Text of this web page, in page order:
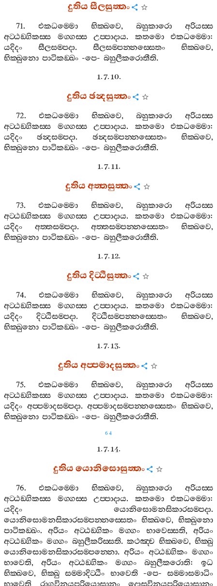
දුතියසීලසුත‍්තං
71. එකධම‍්මො භික‍්ඛවෙ, බහුකාරො
අරියස‍්ස
අට‍්ඨඞ‍්ගිකස‍්ස
මග‍්ගස‍්ස උප‍්පාදාය. කතමො එකධම‍්මො:
යදිදං
සීලසම‍්පදා. සීලසම‍්පන‍්නස‍්සෙතං භික‍්ඛවෙ,
භික‍්ඛුනො පාටිකඞ‍්ඛං -පෙ- බහුලීකරොතීති.
1. 7. 10.
දුතියඡන්‍දසුත‍්තං
72.එකධම‍්මො භික‍්ඛවෙ,බහුකාරො
අරියස‍්ස
අට‍්ඨඞ‍්ගිකස‍්ස
මග‍්ගස‍්ස උප‍්පාදාය. කතමො එකධම‍්මො:
යදිදං
ඡන්‍දසම‍්පදා. ඡන්‍දසම‍්පන‍්නස‍්සෙතං භික‍්ඛවෙ,
භික‍්ඛුනො පාටිකඞ‍්ඛං -පෙ- බහුලීකරොතීති.
1. 7. 11.
දුතියඅත‍්තසුත‍්තං
73.එකධම‍්මො භික‍්ඛවෙ,බහුකාරො
අරියස‍්ස
අට‍්ඨඞ‍්ගිකස‍්ස
මග‍්ගස‍්ස උප‍්පාදාය. කතමො එකධම‍්මො:
යදිදං
අත‍්තසම‍්පදා.අත‍්තසම‍්පන‍්නස‍්සෙතං භික‍්ඛවෙ,
භික‍්ඛුනො පාටිකඞ‍්ඛං -පෙ- බහුලීකරොතීති.
1. 7. 12.
දුතියදිට‍්ඨිසුත‍්තං
74.එකධම‍්මො භික‍්ඛවෙ,බහුකාරො
අරියස‍්ස
අට‍්ඨඞ‍්ගිකස‍්ස
මග‍්ගස‍්ස උප‍්පාදාය. කතමො එකධම‍්මො:
යදිදං
දිට‍්ඨිසම‍්පදා. දිට‍්ඨිසම‍්පන‍්නස‍්සෙතං භික‍්ඛවෙ,
භික‍්ඛුනො පාටිකඞ‍්ඛං -පෙ- බහුලීකරොතීති.
1. 7. 13.
දුතියඅප‍්පමාදසුත‍්තං
75.එකධම‍්මො භික‍්ඛවෙ,බහුකාරො
අරියස‍්ස
අට‍්ඨඞ‍්ගිකස‍්ස
මග‍්ගස‍්ස උප‍්පාදාය. කතමො එකධම‍්මො:
යදිදං අප‍්පමාදසම‍්පදා.අප‍්පමාදසම‍්පන‍්නස‍්සෙතං භික‍්ඛවෙ,
භික‍්ඛුනො පාටිකඞ‍්ඛං -පෙ- බහුලීකරොතීති.
64
1. 7. 14.
දුතියයොනිසොසුත‍්තං
76.එකධම‍්මො භික‍්ඛවෙ,බහුකාරො
අරියස‍්ස
අට‍්ඨඞ‍්ගිකස‍්ස
මග‍්ගස‍්ස උප‍්පාදාය. කතමො එකධම‍්මො:
යදිදං
යොනිසොමනසිකාරසම‍්පදා.
යොනිසොමනසිකාරසම‍්පන‍්නස‍්සෙතං භික‍්ඛවෙ, භික‍්ඛුනො
පාටිකඞ‍්ඛං.අරියං අට‍්ඨඞ‍්ගිකං මග‍්ගං භාවෙස‍්සති,අරියං
අට‍්ඨඞ‍්ගිකං මග‍්ගං බහුලීකරිස‍්සති.කථඤ‍්ච භික‍්ඛවෙ,භික‍්ඛු
යොනිසොමනසිකාරසම‍්පන‍්නො.අරියං අට‍්ඨඞ‍්ගිකං මග‍්ගං
භාවෙති, අරියං අට‍්ඨඞ‍්ගිකං මග‍්ගං බහුලීකරොති: ඉධ
භික‍්ඛවෙ,භික‍්ඛු සම‍්මාදිට‍්ඨිං භාවෙති -පෙ-සම‍්මාසමාධිං